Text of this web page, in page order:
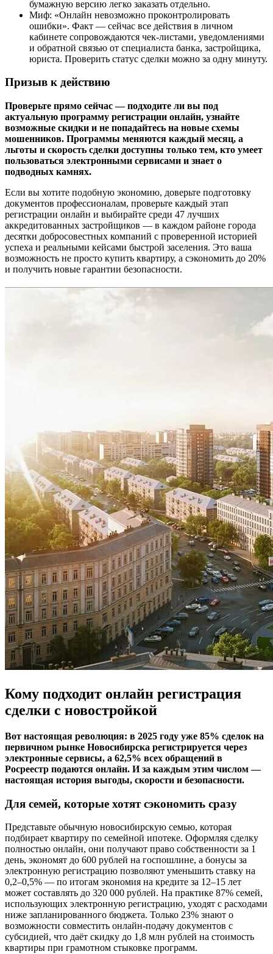
бумажную версию легко заказать отдельно.
Миф: «Онлайн невозможно проконтролировать
ошибки». Факт — сейчас все действия в личном
кабинете сопровождаются чек-листами, уведомлениями
и обратной связью от специалиста банка, застройщика,
юриста. Проверить статус сделки можно за одну минуту.
Призыв к действию
Проверьте прямо сейчас — подходите ли вы под
актуальную программу регистрации онлайн, узнайте
возможные скидки и не попадайтесь на новые схемы
мошенников. Программы меняются каждый месяц, а
льготы и скорость сделки доступны только тем, кто умеет
пользоваться электронными сервисами и знает о
подводных камнях.
Если вы хотите подобную экономию, доверьте подготовку
документов профессионалам, проверьте каждый этап
регистрации онлайн и выбирайте среди 47 лучших
аккредитованных застройщиков — в каждом районе города
десятки добросовестных компаний с проверенной историей
успеха и реальными кейсами быстрой заселения. Это ваша
возможность не просто купить квартиру, а сэкономить до 20%
и получить новые гарантии безопасности.
Кому подходит онлайн регистрация
сделки с новостройкой
Вот настоящая революция: в 2025 году уже 85% сделок на
первичном рынке Новосибирска регистрируется через
электронные сервисы, а 62,5% всех обращений в
Росреестр подаются онлайн. И за каждым этим числом —
настоящая история выгоды, скорости и безопасности.
Для семей, которые хотят сэкономить сразу
Представьте обычную новосибирскую семью, которая
подбирает квартиру по семейной ипотеке. Оформляя сделку
полностью онлайн, они получают право собственности за 1
день, экономят до 600 рублей на госпошлине, а бонусы за
электронную регистрацию позволяют уменьшить ставку на
0,2–0,5% — по итогам экономия на кредите за 12–15 лет
может составлять до 320 000 рублей. На практике 87% семей,
использующих электронную регистрацию, уходят с расходами
ниже запланированного бюджета. Только 23% знают о
возможности совместить онлайн-подачу документов с
субсидией, что даёт скидку до 1,8 млн рублей на стоимость
квартиры при грамотном стыковке программ.